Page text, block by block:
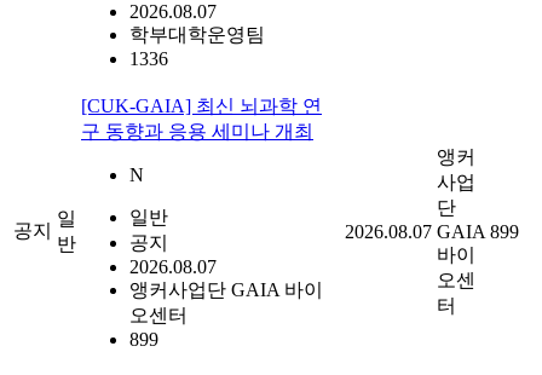
2026.08.07
학부대학운영팀
1336
공지
일
반
[CUK-GAIA] 최신 뇌과학 연
구 동향과 응용 세미나 개최
N
일반
공지
2026.08.07
앵커사업단 GAIA 바이
오센터
899
2026.08.07
앵커
사업
단
GAIA
바이
오센
터
899